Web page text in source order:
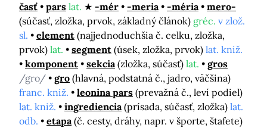
časť pars lat. -mér -meria -méria
mero-
(súčasť, zložka, prvok, základný článok) gréc. v zlož.
sl.
element (najjednoduchšia č. celku, zložka,
prvok) lat. segment (úsek, zložka, prvok) lat. kniž.
komponent
sekcia (zložka, súčasť) lat.
gros
/gro/
gro (hlavná, podstatná č., jadro, väčšina)
franc. kniž.
leonina pars (prevažná č., leví podiel)
lat. kniž.
ingrediencia (prísada, súčasť, zložka) lat.
odb.
etapa (č. cesty, dráhy, napr. v športe, štafete)